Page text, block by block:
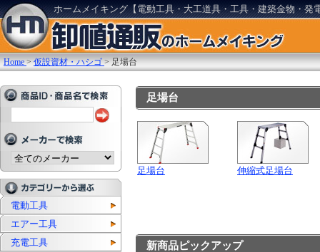
ホームメイキング【電動工具・大工道具・工具・建築金物・発
Home >仮設資材・ハシゴ >足場台
電動工具
エアー工具
充電工具
足場台
足場台 伸縮式足場台
新商品ピックアップ